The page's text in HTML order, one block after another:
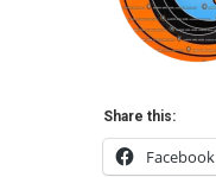
Share this:
Facebook